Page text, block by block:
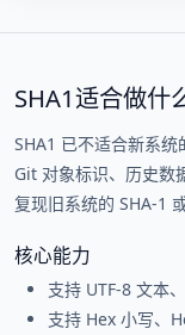
SHA1适合做什
SHA1 已不适合新系统
Git 对象标识、历史数
复现旧系统的 SHA-1
核心能力
支持 UTF-8 文本
支持 Hex 小写、